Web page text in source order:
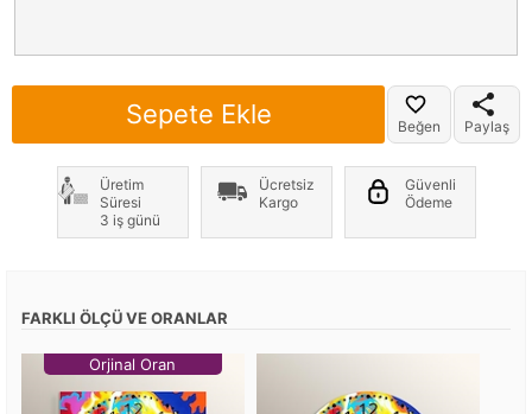
Sepete Ekle Beğen Paylaş
Üretim
Süresi
3 iş günü
Ücretsiz
Kargo
Güvenli
Ödeme
FARKLI ÖLÇÜ VE ORANLAR
Orjinal Oran